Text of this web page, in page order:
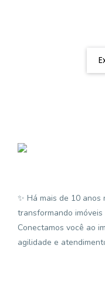
✨ Há mais de 10 anos
transformando
Conectamos você ao
agilidade e